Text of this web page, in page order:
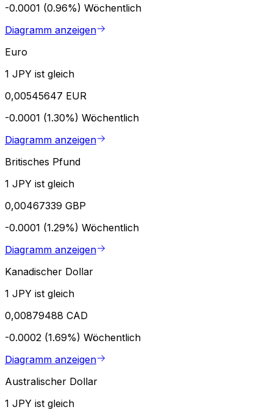
-0.0001 (0.96%) Wöchentlich
Diagramm anzeigen
Euro
1 JPY ist gleich
0,00545647 EUR
-0.0001 (1.30%) Wöchentlich
Diagramm anzeigen
Britisches Pfund
1 JPY ist gleich
0,00467339 GBP
-0.0001 (1.29%) Wöchentlich
Diagramm anzeigen
Kanadischer Dollar
1 JPY ist gleich
0,00879488 CAD
-0.0002 (1.69%) Wöchentlich
Diagramm anzeigen
Australischer Dollar
1 JPY ist gleich